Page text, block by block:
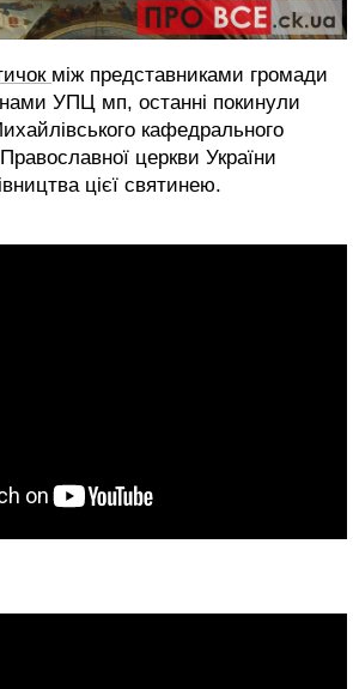
між представниками громади
УПЦ мп, останні покинули
кафедрального
церкви України
цієї святинею.